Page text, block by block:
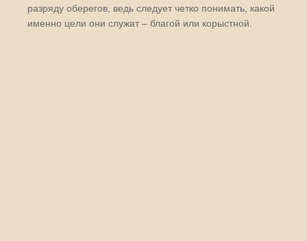
разряду оберегов, ведь следует четко понимать, какой
именно цели они служат – благой или корыстной.